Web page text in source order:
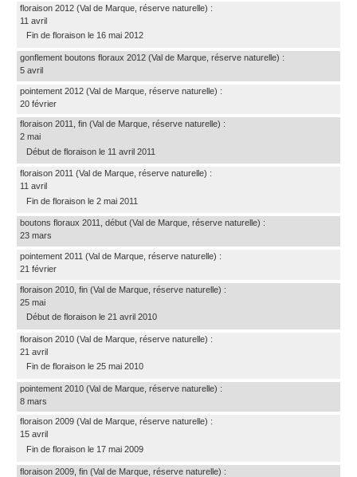
floraison 2012 (Val de Marque, réserve naturelle) :
11 avril
Fin de floraison le 16 mai 2012
gonflement boutons floraux 2012 (Val de Marque, réserve naturelle) :
5 avril
pointement 2012 (Val de Marque, réserve naturelle) :
20 février
floraison 2011, fin (Val de Marque, réserve naturelle) :
2 mai
Début de floraison le 11 avril 2011
floraison 2011 (Val de Marque, réserve naturelle) :
11 avril
Fin de floraison le 2 mai 2011
boutons floraux 2011, début (Val de Marque, réserve naturelle) :
23 mars
pointement 2011 (Val de Marque, réserve naturelle) :
21 février
floraison 2010, fin (Val de Marque, réserve naturelle) :
25 mai
Début de floraison le 21 avril 2010
floraison 2010 (Val de Marque, réserve naturelle) :
21 avril
Fin de floraison le 25 mai 2010
pointement 2010 (Val de Marque, réserve naturelle) :
8 mars
floraison 2009 (Val de Marque, réserve naturelle) :
15 avril
Fin de floraison le 17 mai 2009
floraison 2009, fin (Val de Marque, réserve naturelle) :